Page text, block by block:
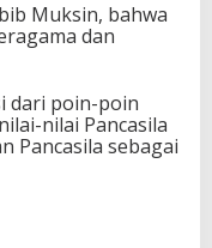
Muksin, bahwa
dan
dari poin-poin
nilai Pancasila
Pancasila sebagai